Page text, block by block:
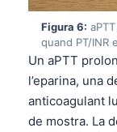
Figura 6:
quand PT/INR
Un aPTT
l’eparina, una
anticoagulant
de mostra. La
Svenska
Bosanski
Eesti